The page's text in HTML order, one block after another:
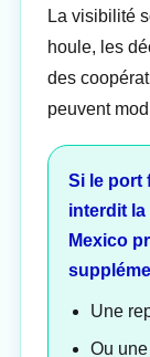
La visibilité
houle, les
des
peuvent
Si le port
interdit la
Mexico
Une
Ou